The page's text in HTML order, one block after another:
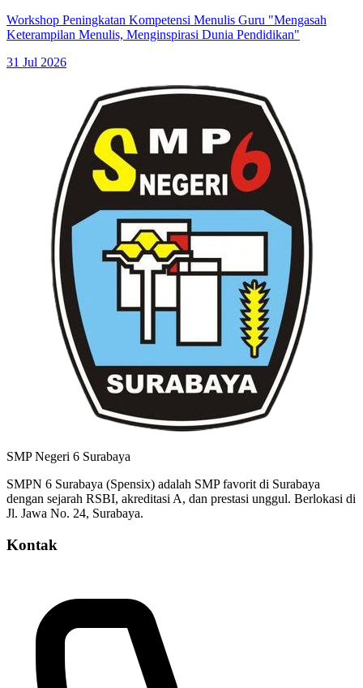
Workshop Peningkatan Kompetensi Menulis Guru "Mengasah
Keterampilan Menulis, Menginspirasi Dunia Pendidikan"
31 Jul 2026
SMP Negeri 6 Surabaya
SMPN 6 Surabaya (Spensix) adalah SMP favorit di Surabaya
dengan sejarah RSBI, akreditasi A, dan prestasi unggul. Berlokasi di
Jl. Jawa No. 24, Surabaya.
Kontak